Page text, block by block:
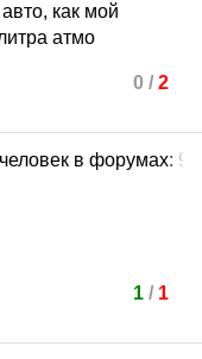
как мой
атмо
0 / 2
1/ 1